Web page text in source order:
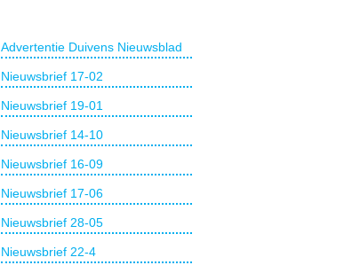
Advertentie Duivens Nieuwsblad
Nieuwsbrief 17-02
Nieuwsbrief 19-01
Nieuwsbrief 14-10
Nieuwsbrief 16-09
Nieuwsbrief 17-06
Nieuwsbrief 28-05
Nieuwsbrief 22-4